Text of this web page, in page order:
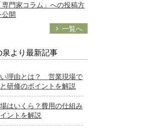
専門家コラム」への投稿方
公開
一覧へ
より最新記事
理由とは？ 営業現場で
研修のポイントを解説
はいくら？費用の仕組み
ントを解説